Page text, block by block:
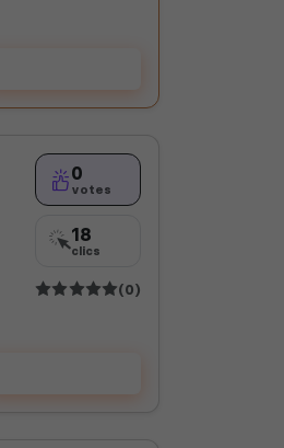
0
votes
18
clics
(0)